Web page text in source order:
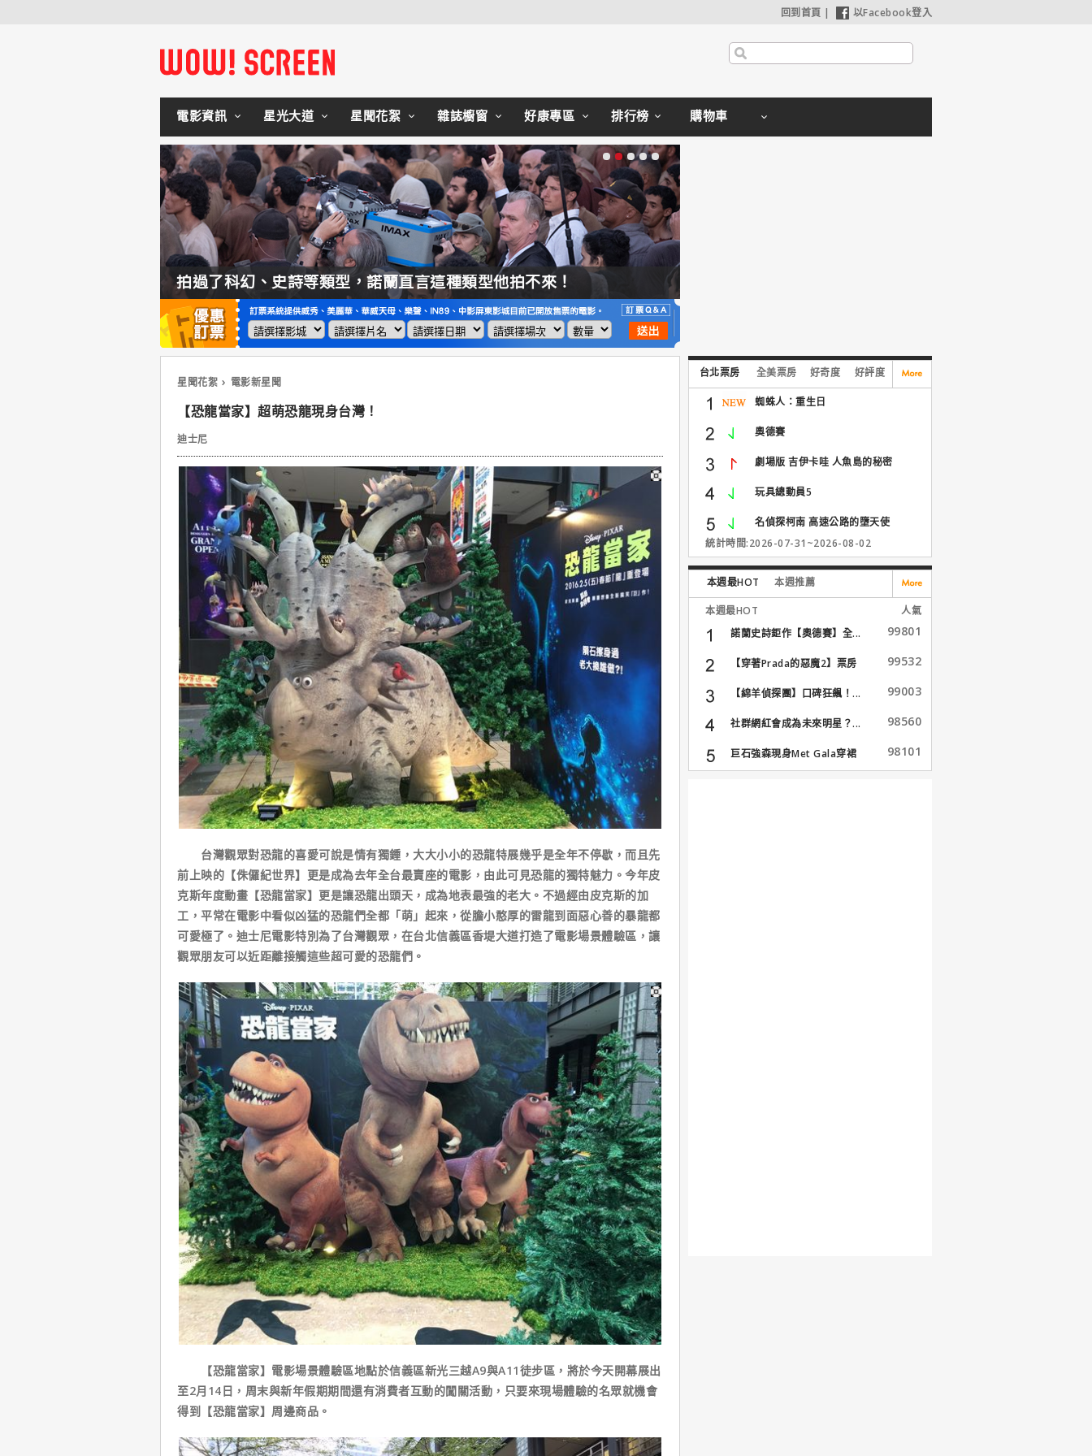
回到首頁 | 以Facebook登入
電影資訊 星光大道 星聞花絮 雜誌櫥窗 好康專區 排行榜 購物車
拍過了科幻、史詩等類型，諾蘭直言這種類型他拍不來！
星聞花絮 電影新星聞
【恐龍當家】超萌恐龍現身台灣！
迪士尼
台灣觀眾對恐龍的喜愛可說是情有獨鍾，大大小小的恐龍特展幾乎是全年不停歇，而且先
前上映的【侏儸紀世界】更是成為去年全台最賣座的電影，由此可見恐龍的獨特魅力。今年皮
克斯年度動畫【恐龍當家】更是讓恐龍出頭天，成為地表最強的老大。不過經由皮克斯的加
工，平常在電影中看似凶猛的恐龍們全都「萌」起來，從膽小憨厚的雷龍到面惡心善的暴龍都
可愛極了。迪士尼電影特別為了台灣觀眾，在台北信義區香堤大道打造了電影場景體驗區，讓
觀眾朋友可以近距離接觸這些超可愛的恐龍們。
【恐龍當家】電影場景體驗區地點於信義區新光三越A9與A11徒步區，將於今天開幕展出
至2月14日，周末與新年假期期間還有消費者互動的闖關活動，只要來現場體驗的名眾就機會
得到【恐龍當家】周邊商品。
台北票房 全美票房 好奇度 好評度
蜘蛛人：重生日
奧德賽
劇場版 吉伊卡哇 人魚島的秘密
玩具總動員5
名偵探柯南 高速公路的墮天使
統計時間:2026-07-31~2026-08-02
本週最HOT 本週推薦
本週最HOT
人氣
諾蘭史詩鉅作【奧德賽】全...
99801
【穿著Prada的惡魔2】票房
99532
【綿羊偵探團】口碑狂飆！... 99003
社群網紅會成為未來明星？... 98560
巨石強森現身Met Gala穿裙
子...
98101